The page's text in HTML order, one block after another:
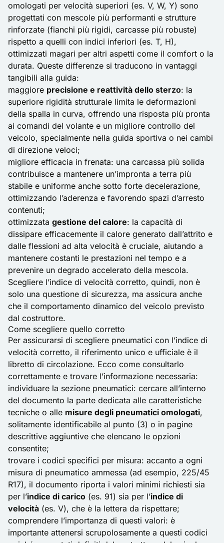
omologati per velocità superiori (es. V, W, Y) sono
progettati con mescole più performanti e strutture
rinforzate (fianchi più rigidi, carcasse più robuste)
rispetto a quelli con indici inferiori (es. T, H),
ottimizzati magari per altri aspetti come il comfort o la
durata. Queste differenze si traducono in vantaggi
tangibili alla guida:
maggiore precisione e reattività dello sterzo: la
superiore rigidità strutturale limita le deformazioni
della spalla in curva, offrendo una risposta più pronta
ai comandi del volante e un migliore controllo del
veicolo, specialmente nella guida sportiva o nei cambi
di direzione veloci;
migliore efficacia in frenata: una carcassa più solida
contribuisce a mantenere un’impronta a terra più
stabile e uniforme anche sotto forte decelerazione,
ottimizzando l’aderenza e favorendo spazi d’arresto
contenuti;
ottimizzata gestione del calore: la capacità di
dissipare efficacemente il calore generato dall’attrito e
dalle flessioni ad alta velocità è cruciale, aiutando a
mantenere costanti le prestazioni nel tempo e a
prevenire un degrado accelerato della mescola.
Scegliere l’indice di velocità corretto, quindi, non è
solo una questione di sicurezza, ma assicura anche
che il comportamento dinamico del veicolo previsto
dal costruttore.
Come scegliere quello corretto
Per assicurarsi di scegliere pneumatici con l’indice di
velocità corretto, il riferimento unico e ufficiale è il
libretto di circolazione. Ecco come consultarlo
correttamente e trovare l’informazione necessaria:
individuare la sezione pneumatici: cercare all’interno
del documento la parte dedicata alle caratteristiche
tecniche o alle misure degli pneumatici omologati,
solitamente identificabile al punto (3) o in pagine
descrittive aggiuntive che elencano le opzioni
consentite;
trovare i codici specifici per misura: accanto a ogni
misura di pneumatico ammessa (ad esempio, 225/45
R17), il documento riporta i valori minimi richiesti sia
per l’indice di carico (es. 91) sia per l’indice di
velocità (es. V), che è la lettera da rispettare;
comprendere l’importanza di questi valori: è
importante attenersi scrupolosamente a questi codici